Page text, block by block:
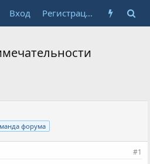
Вход Регистрация
форума
#1